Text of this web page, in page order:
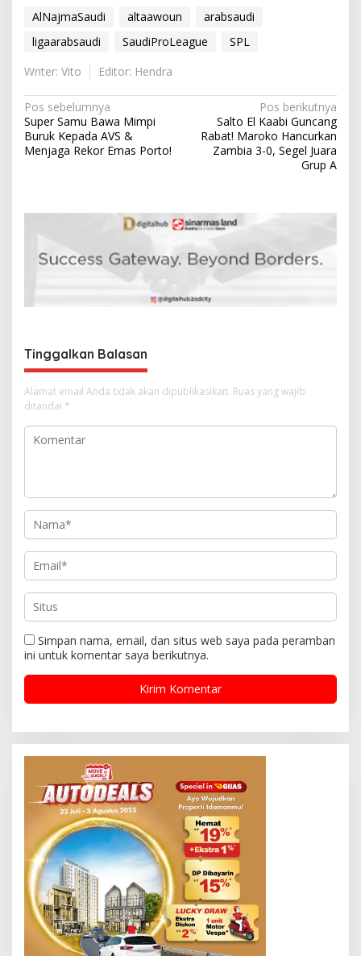
AlNajmaSaudi altaawoun
arabsaudi
ligaarabsaudi
SaudiProLeague
SPL
Writer: Vito
Editor: Hendra
N
a
v
o
Pos sebelumnya
Super Samu Bawa Mimpi
Buruk Kepada AVS &
Menjaga Rekor Emas Porto!
Pos berikutnya
Salto El Kaabi Guncang
Rabat! Maroko Hancurkan
Zambia 3-0, Segel Juara
Grup A
Tinggalkan Balasan
Alamat email Anda tidak akan dipublikasikan. Ruas yang wajib
ditandai *
Simpan nama, email, dan situs web saya pada peramban
ini untuk komentar saya berikutnya.